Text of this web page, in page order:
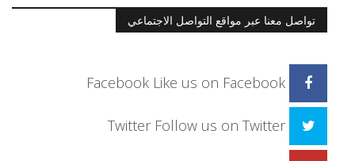
تواصل معنا عبر مواقع التواصل الاجتماعي
Facebook Like us on Facebook
Twitter Follow us on Twitter